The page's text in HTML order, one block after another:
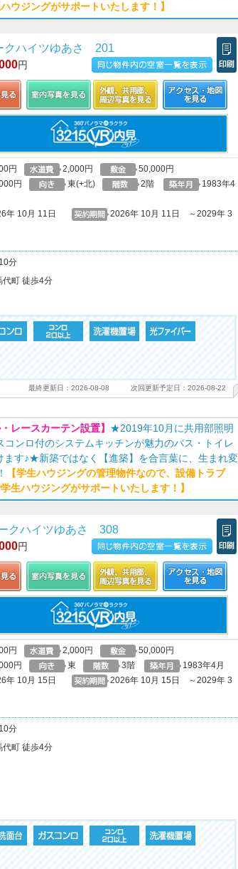
ウジングがサポートいたします！】
クハイツゆあさ 201
円
この物件の空室一覧を見る 印刷
円 2,000円
50,000円
円
東(+北) 2階
1983年4
年 10月 11日
2026年 10月 11日 ～2029年 3
分
代町 徒歩4分
次回更新予定日：2026-08-22
最終更新日：2026-08-08
レースカーテン設置】 ★2019年10月に共用部照明
ンロ付のシステムキッチンが魅力のバス・トイレ
す♪★新築ではなく【進築】を合言葉に、生まれ変
【学生ハウジングの管理物件なので、設備トラブ
生ハウジングがサポートいたします！】
クハイツゆあさ 308
円
この物件の空室一覧を見る 印刷
円 2,000円
50,000円
円
東 3階
1983年4月
年 10月 15日
2026年 10月 15日 ～2029年 3
分
代町 徒歩4分